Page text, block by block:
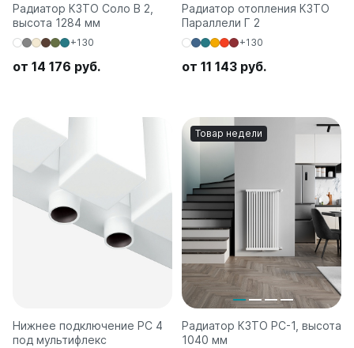
Радиатор КЗТО Соло В 2,
высота 1284 мм
+130
от 14 176 руб.
Радиатор отопления КЗТО
Параллели Г 2
+130
от 11 143 руб.
Нижнее подключение РС 4
под мультифлекс
Товар недели
Радиатор КЗТО РС-1, высота
1040 мм